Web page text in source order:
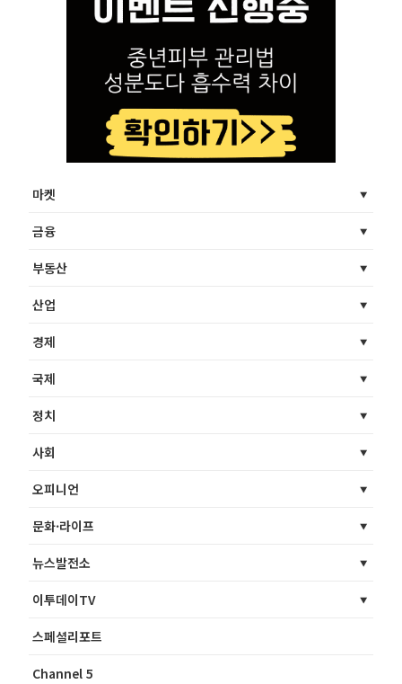
마켓
금융
부동산
산업
경제
국제
정치
사회
오피니언
문화·라이프
뉴스발전소
이투데이TV
스페셜리포트
Channel 5